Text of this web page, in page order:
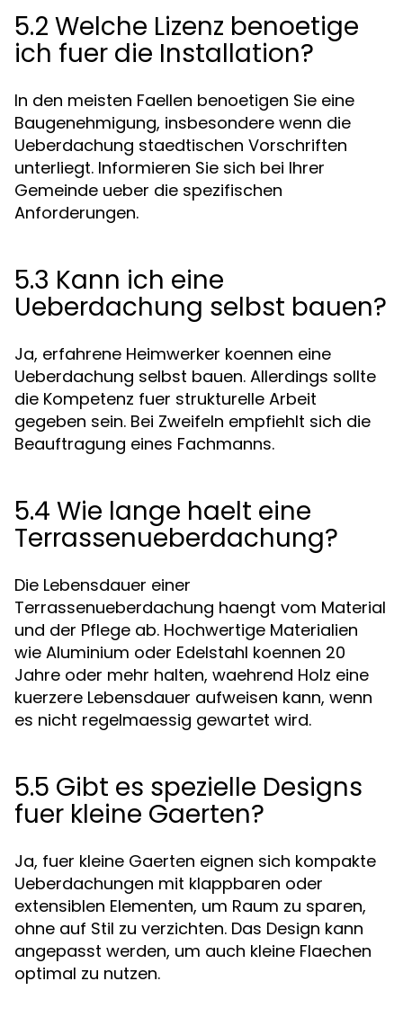
5.2 Welche Lizenz benoetige
ich fuer die Installation?
In den meisten Faellen benoetigen Sie eine
Baugenehmigung, insbesondere wenn die
Ueberdachung staedtischen Vorschriften
unterliegt. Informieren Sie sich bei Ihrer
Gemeinde ueber die spezifischen
Anforderungen.
5.3 Kann ich eine
Ueberdachung selbst bauen?
Ja, erfahrene Heimwerker koennen eine
Ueberdachung selbst bauen. Allerdings sollte
die Kompetenz fuer strukturelle Arbeit
gegeben sein. Bei Zweifeln empfiehlt sich die
Beauftragung eines Fachmanns.
5.4 Wie lange haelt eine
Terrassenueberdachung?
Die Lebensdauer einer
Terrassenueberdachung haengt vom Material
und der Pflege ab. Hochwertige Materialien
wie Aluminium oder Edelstahl koennen 20
Jahre oder mehr halten, waehrend Holz eine
kuerzere Lebensdauer aufweisen kann, wenn
es nicht regelmaessig gewartet wird.
5.5 Gibt es spezielle Designs
fuer kleine Gaerten?
Ja, fuer kleine Gaerten eignen sich kompakte
Ueberdachungen mit klappbaren oder
extensiblen Elementen, um Raum zu sparen,
ohne auf Stil zu verzichten. Das Design kann
angepasst werden, um auch kleine Flaechen
optimal zu nutzen.